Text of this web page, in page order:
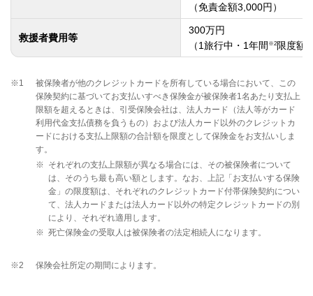
（免責金額3,000円）
救援者費用等
300万円
（1旅行中・1年間 ※2限度額
※1
被保険者が他のクレジットカードを所有している場合において、この
保険契約に基づいてお支払いすべき保険金が被保険者1名あたり支払上
限額を超えるときは、引受保険会社は、法人カード（法人等がカード
利用代金支払債務を負うもの）および法人カード以外のクレジットカ
ードにおける支払上限額の合計額を限度として保険金をお支払いしま
す。
※ それぞれの支払上限額が異なる場合には、その被保険者について
は、そのうち最も高い額とします。なお、上記「お支払いする保険
金」の限度額は、それぞれのクレジットカード付帯保険契約につい
て、法人カードまたは法人カード以外の特定クレジットカードの別
により、それぞれ適用します。
※ 死亡保険金の受取人は被保険者の法定相続人になります。
※2 保険会社所定の期間によります。